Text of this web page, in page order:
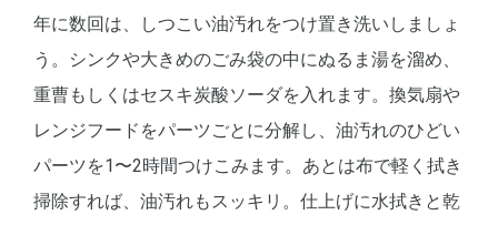
年に数回は、しつこい油汚れをつけ置き洗いしましょ
う。シンクや大きめのごみ袋の中にぬるま湯を溜め、
重曹もしくはセスキ炭酸ソーダを入れます。換気扇や
レンジフードをパーツごとに分解し、油汚れのひどい
パーツを1〜2時間つけこみます。あとは布で軽く拭き
掃除すれば、油汚れもスッキリ。仕上げに水拭きと乾